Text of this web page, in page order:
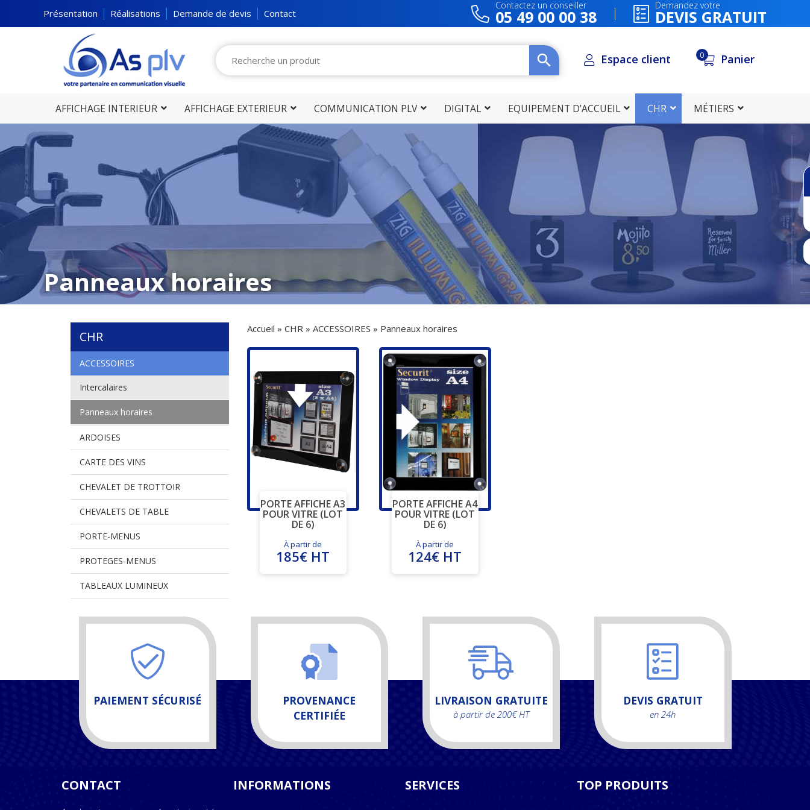
Présentation Réalisations Demande de devis Contact
Contactez un conseiller
05 49 00 00 38
Demandez votre
DEVIS GRATUIT
Espace client 0 Panier
AFFICHAGE INTERIEUR AFFICHAGE EXTERIEUR COMMUNICATION PLV DIGITAL EQUIPEMENT D’ACCUEIL CHR MÉTIERS
Panneaux horaires
CHR
ACCESSOIRES
Intercalaires
Panneaux horaires
ARDOISES
CARTE DES VINS
CHEVALET DE TROTTOIR
CHEVALETS DE TABLE
PORTE-MENUS
PROTEGES-MENUS
TABLEAUX LUMINEUX
Accueil » CHR» ACCESSOIRES » Panneaux horaires
PORTE AFFICHE A3
POUR VITRE (LOT
DE 6)
À partir de
185€ HT
PORTE AFFICHE A4
POUR VITRE (LOT
DE 6)
À partir de
124€ HT
PAIEMENT SÉCURISÉ
PROVENANCE
CERTIFIÉE
LIVRAISON GRATUITE
à partir de 200€ HT
DEVIS GRATUIT
en 24h
CONTACT INFORMATIONS SERVICES TOP PRODUITS
Besoin
Appelez-nous
05 49 00
DEVIS